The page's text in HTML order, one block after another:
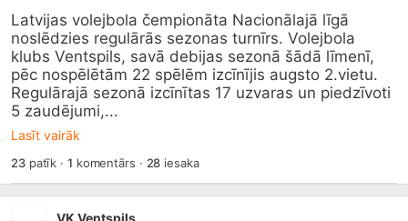
Latvijas volejbola čempionāta Nacionālajā līgā
noslēdzies regulārās sezonas turnīrs. Volejbola
klubs Ventspils, savā debijas sezonā šādā līmenī,
pēc nospēlētām 22 spēlēm izcīnījis augsto 2.vietu.
Regulārajā sezonā izcīnītas 17 uzvaras un piedzīvoti
5 zaudējumi,...
Lasīt vairāk
23patīk · 1 komentārs · 28 iesaka
VK Ventspils